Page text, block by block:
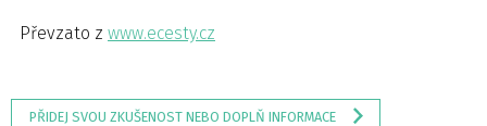
Převzato z www.ecesty.cz
PŘIDEJ SVOU ZKUŠENOST NEBO DOPLŇ INFORMACE